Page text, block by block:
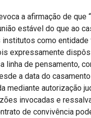
a afirmação de que
estável do que ao
como
expressamente
linha de pensamento,
a data do
mediante autorização
invocadas e
de convivência